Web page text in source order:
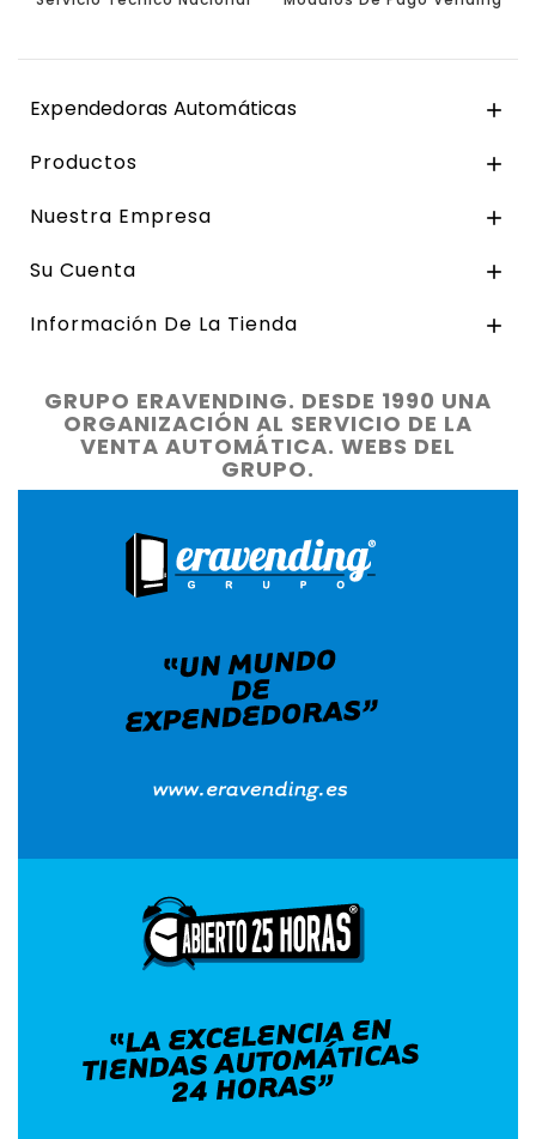
Expendedoras Automáticas 
Productos 
Nuestra Empresa 
Su Cuenta 
Información De La Tienda 
GRUPO ERAVENDING. DESDE 1990 UNA
ORGANIZACIÓN AL SERVICIO DE LA
VENTA AUTOMÁTICA. WEBS DEL
GRUPO.